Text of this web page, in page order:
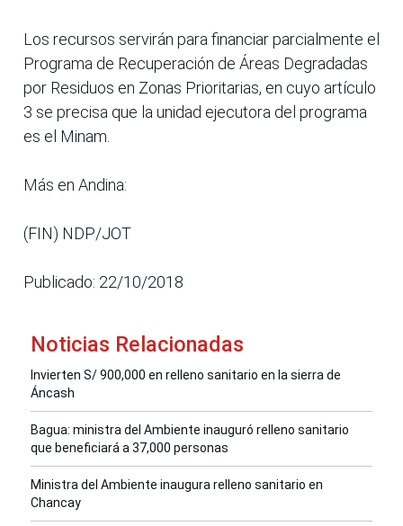
Los recursos servirán para financiar parcialmente el
Programa de Recuperación de Áreas Degradadas
por Residuos en Zonas Prioritarias, en cuyo artículo
3 se precisa que la unidad ejecutora del programa
es el Minam.
Más en Andina:
(FIN) NDP/JOT
Publicado: 22/10/2018
Noticias Relacionadas
Invierten S/ 900,000 en relleno sanitario en la sierra de
Áncash
Bagua: ministra del Ambiente inauguró relleno sanitario
que beneficiará a 37,000 personas
Ministra del Ambiente inaugura relleno sanitario en
Chancay